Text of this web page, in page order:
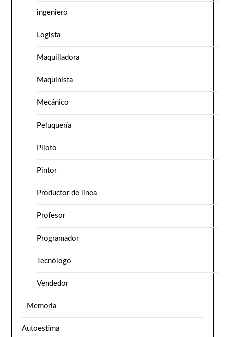
ingeniero
Logista
Maquilladora
Maquinista
Mecánico
Peluquería
Piloto
Pintor
Productor de línea
Profesor
Programador
Tecnólogo
Vendedor
Memoria
Autoestima